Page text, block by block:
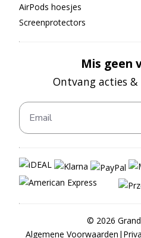
AirPods hoesjes
Screenprotectors
Mis geen
Ontvang acties
© 2026
Algemene Voorwaarden |